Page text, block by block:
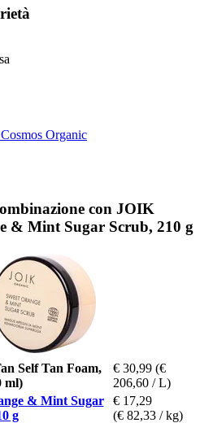
Organic
con JOIK
& Mint Sugar Scrub, 210 g
Self Tan Foam,
ml)
€ 30,99 (€
206,60 / L)
& Mint Sugar
g
€ 17,29
(€ 82,33 / kg)